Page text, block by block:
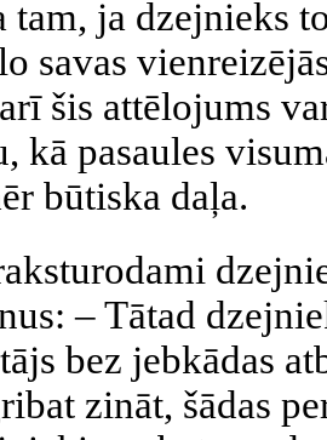
tam, ja dzejnieks
savas
šis attēlojums
kā pasaules
būtiska daļa.
– Tātad
bez jebkādas
zināt, šādas